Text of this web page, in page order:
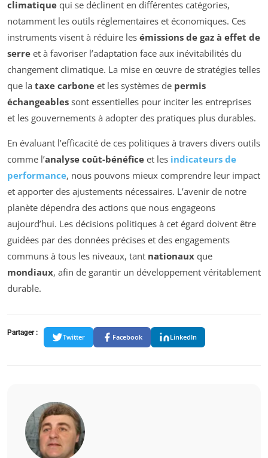
climatique qui se déclinent en différentes catégories,
notamment les outils réglementaires et économiques. Ces
instruments visent à réduire les émissions de gaz à effet de
serre et à favoriser l’adaptation face aux inévitabilités du
changement climatique. La mise en œuvre de stratégies telles
que la taxe carbone et les systèmes de permis
échangeables sont essentielles pour inciter les entreprises
et les gouvernements à adopter des pratiques plus durables.
En évaluant l’efficacité de ces politiques à travers divers outils
comme l’analyse coût-bénéfice et les indicateurs de
performance, nous pouvons mieux comprendre leur impact
et apporter des ajustements nécessaires. L’avenir de notre
planète dépendra des actions que nous engageons
aujourd’hui. Les décisions politiques à cet égard doivent être
guidées par des données précises et des engagements
communs à tous les niveaux, tant nationaux que
mondiaux, afin de garantir un développement véritablement
durable.
Partager :
Twitter Facebook LinkedIn